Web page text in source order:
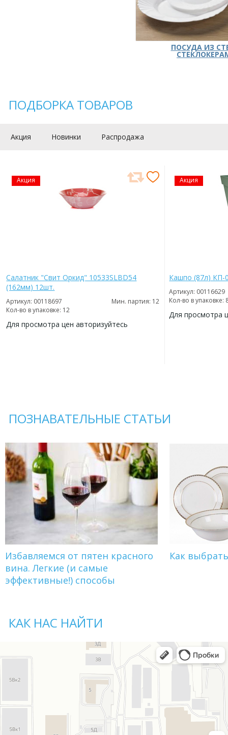
ПОСУДА ИЗ
ПОДБОРКА ТОВАРОВ
Акция Новинки Распродажа
Акция
Салатник "Свит Оркид" 10533SLBD54
(162мм) 12шт.
Артикул: 00118697
Мин. партия: 12
Кол-во в упаковке: 12
Для просмотра цен авторизуйтесь
Акция
Кашпо (87л) КП-
Артикул: 00116629
Кол-во в упаковке:
Для просмотра
ПОЗНАВАТЕЛЬНЫЕ СТАТЬИ
Избавляемся от пятен красного
вина. Легкие (и самые
эффективные!) способы
Как
КАК НАС НАЙТИ